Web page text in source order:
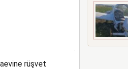
rüşvet